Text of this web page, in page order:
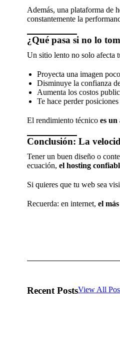
Además, una plataforma de
constantemente la
¿Qué pasa si no lo
Un sitio lento no solo afecta
Proyecta una imagen
Disminuye la confianza
Aumenta los costos
Te hace perder
El rendimiento técnico es un
Conclusión: La
Tener un buen diseño o
ecuación, el hosting
Si quieres que tu web sea
Recuerda: en internet, el
Recent PostsView All